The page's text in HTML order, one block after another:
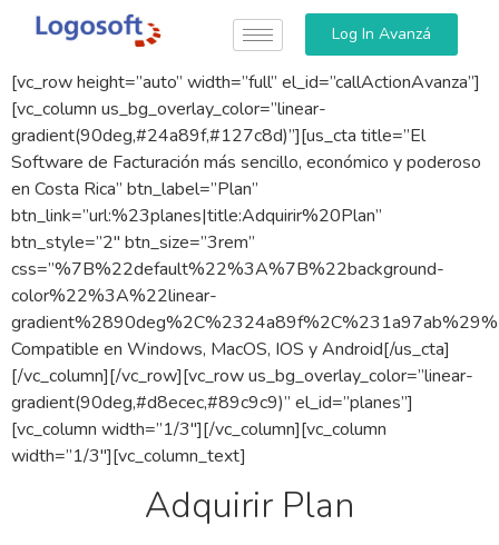
Log In Avanzá
[vc_row height=”auto” width=”full” el_id=”callActionAvanza”]
[vc_column us_bg_overlay_color=”linear-
gradient(90deg,#24a89f,#127c8d)”][us_cta title=”El
Software de Facturación más sencillo, económico y poderoso
en Costa Rica” btn_label=”Plan”
btn_link=”url:%23planes|title:Adquirir%20Plan”
btn_style=”2″ btn_size=”3rem”
css=”%7B%22default%22%3A%7B%22background-
color%22%3A%22linear-
Compatible en Windows, MacOS, IOS y Android[/us_cta]
[/vc_column][/vc_row][vc_row us_bg_overlay_color=”linear-
gradient(90deg,#d8ecec,#89c9c9)” el_id=”planes”]
[vc_column width=”1/3″][/vc_column][vc_column
width=”1/3″][vc_column_text]
Adquirir Plan